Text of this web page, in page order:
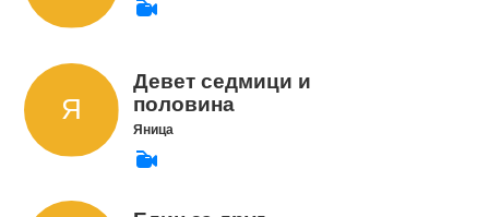
Девет седмици и
половина
Яница